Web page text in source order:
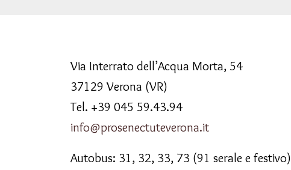
Via Interrato dell’Acqua Morta, 54
37129 Verona (VR)
Tel. +39 045 59.43.94
info@prosenectuteverona.it
Autobus: 31, 32, 33, 73 (91 serale e festivo)